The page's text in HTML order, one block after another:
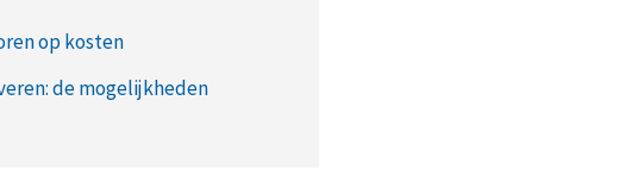
op kosten
de mogelijkheden